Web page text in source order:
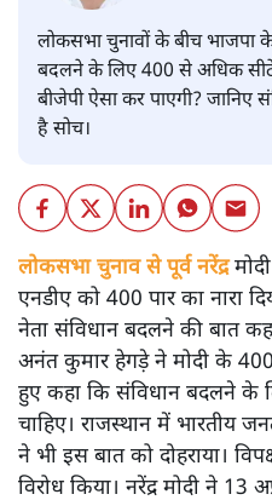
लोकसभा चुनावों के बीच भाजपा
बदलने के लिए 400 से अधिक
बीजेपी ऐसा कर पाएगी? जानिए
है सोच।
लोकसभा चुनाव से पूर्व नरेंद्र
एनडीए को 400 पार का नारा
नेता संविधान बदलने की बात
अनंत कुमार हेगड़े ने मोदी के 400
हुए कहा कि संविधान बदलने के
चाहिए। राजस्थान में भारतीय
ने भी इस बात को दोहराया।
विरोध किया। नरेंद्र मोदी ने 13